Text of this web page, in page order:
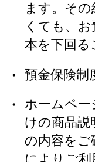
ます。そ
くても、
本を下回る
預金保険制
ホームペ
けの商品説
の内容をご
によりご利